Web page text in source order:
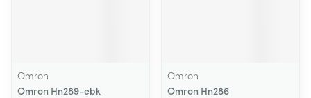
Omron
Omron Hn289-ebk
Omron
Omron Hn286